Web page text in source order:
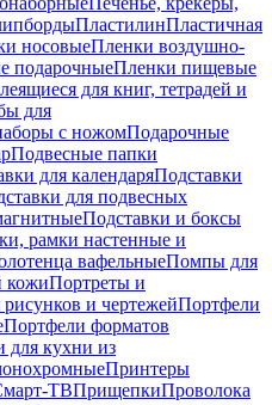
ПластилинПластичная
носовыеПленки воздушно-
подарочныеПленки пищевые
для книг, тетрадей и
для
с ножомПодарочные
Подвесные папки
для календаряПодставки
для подвесных
Подставки и боксы
рамки настенные и
вафельныеПомпы для
кожиПортреты и
и чертежейПортфели
Портфели форматов
для кухни из
Принтеры
ТВПрищепкиПроволока